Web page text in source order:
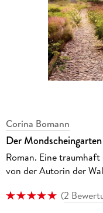
Corina Bomann
Der Mondscheingarten
Roman. Eine
von der Autorin der
(2